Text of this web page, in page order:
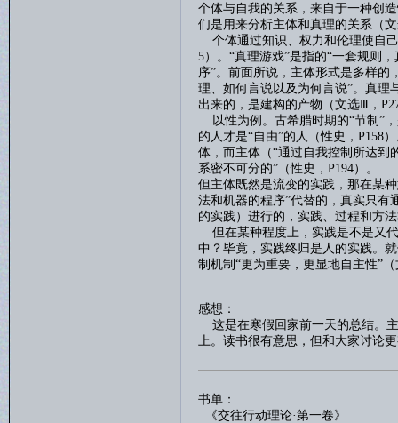
个体与自我的关系，来自于一种创
们是用来分析主体和真理的关系（
个体通过知识、权力和伦理使自己
5）。“真理游戏”是指的“一套规则
序”。前面所说，主体形式是多样的
理、如何言说以及为何言说”。真理
出来的，是建构的产物（文选Ⅲ，
以性为例。古希腊时期的“节制”
的人才是“自由”的人（性史， P158）
体，而主体（“通过自我控制所达到
系密不可分的”（性史， P194）。
但主体既然是流变的实践，那在某
法和机器的程序”代替的，真实只有
的实践）进行的，实践、过程和方
但在某种程度上，实践是不是又
中？毕竟，实践终归是人的实践。
制机制“更为重要，更显地自主性”
感想：
这是在寒假回家前一天的总结。
上。读书很有意思，但和大家讨论
书单：
《交往行动理论·第一卷》